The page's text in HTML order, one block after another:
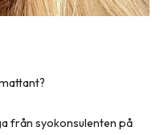
från syokonsulenten på